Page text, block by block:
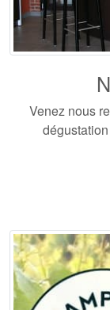
Venez nous